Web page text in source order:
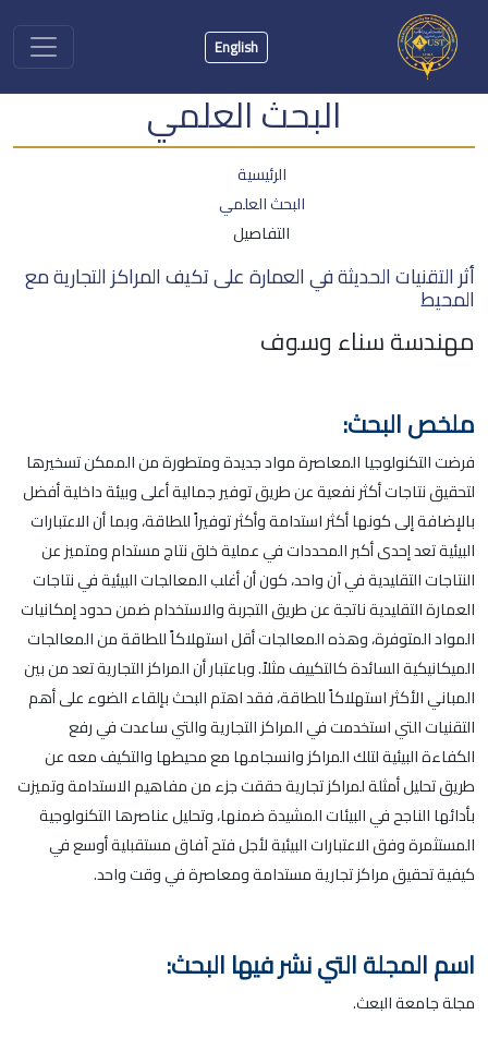
English
البحث العلمي
الرئيسية
البحث العلمي
التفاصيل
أثر التقنيات الحديثة في العمارة على تكيف المراكز التجارية مع
المحيط
مهندسة سناء وسوف
ملخص البحث:
فرضت التكنولوجيا المعاصرة مواد جديدة ومتطورة من الممكن تسخيرها
لتحقيق نتاجات أكثر نفعية عن طريق توفير جمالية أعلى وبيئة داخلية أفضل
بالإضافة إلى كونها أكثر استدامة وأكثر توفيراً للطاقة، وبما أن الاعتبارات
البيئية تعد إحدى أكبر المحددات في عملية خلق نتاج مستدام ومتميز عن
النتاجات التقليدية في آن واحد، كون أن أغلب المعالجات البيئية في نتاجات
العمارة التقليدية ناتجة عن طريق التجربة والاستخدام ضمن حدود إمكانيات
المواد المتوفرة، وهذه المعالجات أقل استهلاكاً للطاقة من المعالجات
الميكانيكية السائدة كالتكييف مثلاً. وباعتبار أن المراكز التجارية تعد من بين
المباني الأكثر استهلاكاً للطاقة، فقد اهتم البحث بإلقاء الضوء على أهم
التقنيات التي استخدمت في المراكز التجارية والتي ساعدت في رفع
الكفاءة البيئية لتلك المراكز وانسجامها مع محيطها والتكيف معه عن
طريق تحليل أمثلة لمراكز تجارية حققت جزء من مفاهيم الاستدامة وتميزت
بأدائها الناجح في البيئات المشيدة ضمنها، وتحليل عناصرها التكنولوجية
المستثمرة وفق الاعتبارات البيئية لأجل فتح آفاق مستقبلية أوسع في
كيفية تحقيق مراكز تجارية مستدامة ومعاصرة في وقت واحد.
اسم المجلة التي نشر فيها البحث:
مجلة جامعة البعث.